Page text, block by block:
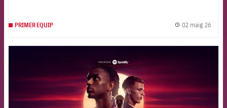
PRIMER EQUIP 02 maig 26